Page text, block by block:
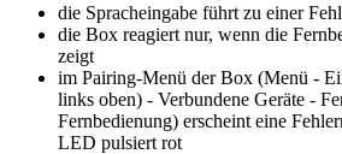
die Spracheingabe führt zu einer
die Box reagiert nur, wenn die
zeigt
im Pairing-Menü der Box (Menü -
links oben) - Verbundene Geräte -
Fernbedienung) erscheint eine
LED pulsiert rot